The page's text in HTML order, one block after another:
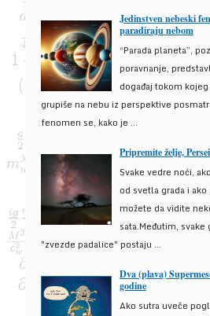
Jedinstven nebeski
paradiraju nebom
“Parada planeta”,
poravnanje,
događaj tokom
grupiše na nebu iz perspektive
fenomen se, kako je ...
Pripremite želje,
Svake vedre noći,
od svetla grada i
možete da vidite
sata.Međutim,
"zvezde padalice" postaju ...
Dva (plava)
godine
Ako sutra uveče